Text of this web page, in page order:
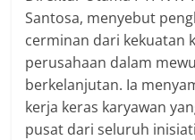
Santosa, menyebut
cerminan dari kekuatan
perusahaan dalam
berkelanjutan. Ia
kerja keras karyawan
pusat dari seluruh